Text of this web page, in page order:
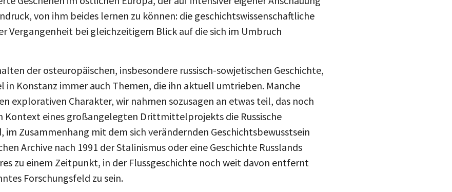
von ihm beides lernen zu können: die geschichtswissenschaftliche
Vergangenheit bei gleichzeitigem Blick auf die sich im Umbruch
Konstanz immer auch Themen, die ihn aktuell umtrieben. Manche
explorativen Charakter, wir nahmen sozusagen an etwas teil, das noch
Kontext eines großangelegten Drittmittelprojekts die Russische
Zusammenhang mit dem sich verändernden Geschichtsbewusstsein
Archive nach 1991 der Stalinismus oder eine Geschichte Russlands
zu einem Zeitpunkt, in der Flussgeschichte noch weit davon entfernt
Forschungsfeld zu sein.